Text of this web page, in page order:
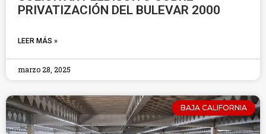
PRIVATIZACIÓN DEL BULEVAR 2000
LEER MÁS »
marzo 28, 2025
BAJA CALIFORNIA